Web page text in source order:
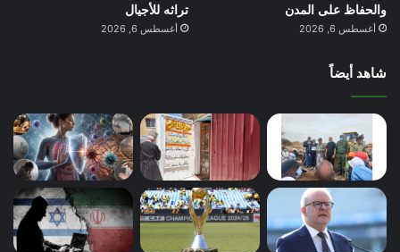
والحفاظ على المدن
أغسطس 6, 2026
تراثه للأجيال
أغسطس 6, 2026
شاهد أيضاً